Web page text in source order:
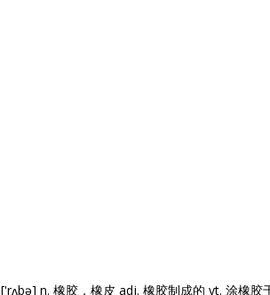
n. 橡胶，橡皮 adj. 橡胶制成的 vt. 涂橡胶